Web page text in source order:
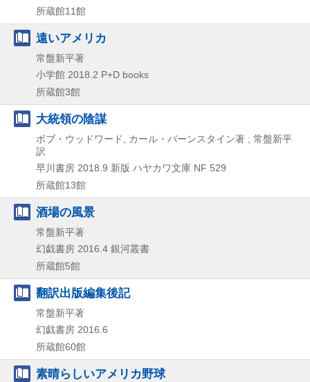
所蔵館11館
遠いアメリカ
常盤新平著
小学館 2018.2 P+D books
所蔵館3館
大統領の陰謀
ボブ・ウッドワード, カール・バーンスタイン著 ; 常盤新平
訳
早川書房 2018.9 新版 ハヤカワ文庫 NF 529
所蔵館13館
酒場の風景
常盤新平著
幻戯書房 2016.4 銀河叢書
所蔵館5館
翻訳出版編集後記
常盤新平著
幻戯書房 2016.6
所蔵館60館
素晴らしいアメリカ野球